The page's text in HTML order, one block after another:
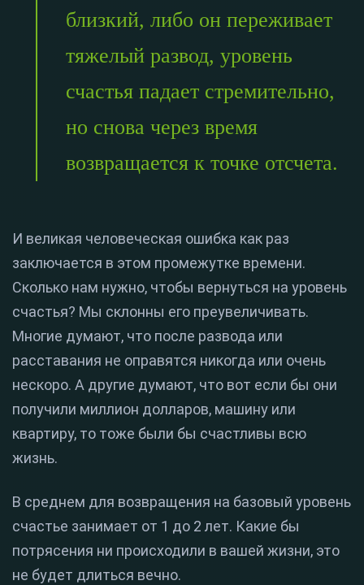
близкий, либо он переживает
тяжелый развод, уровень
счастья падает стремительно,
но снова через время
возвращается к точке отсчета.
И великая человеческая ошибка как раз
заключается в этом промежутке времени.
Сколько нам нужно, чтобы вернуться на уровень
счастья? Мы склонны его преувеличивать.
Многие думают, что после развода или
расставания не оправятся никогда или очень
нескоро. А другие думают, что вот если бы они
получили миллион долларов, машину или
квартиру, то тоже были бы счастливы всю
жизнь.
В среднем для возвращения на базовый уровень
счастье занимает от 1 до 2 лет. Какие бы
потрясения ни происходили в вашей жизни, это
не будет длиться вечно.